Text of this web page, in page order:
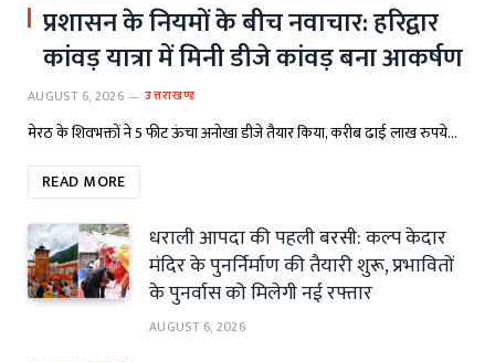
प्रशासन के नियमों के बीच नवाचार: हरिद्वार
कांवड़ यात्रा में मिनी डीजे कांवड़ बना आकर्षण
AUGUST 6, 2026 उत्तराखण्ड
मेरठ के शिवभक्तों ने 5 फीट ऊंचा अनोखा डीजे तैयार किया, करीब ढाई लाख रुपये…
READ MORE
धराली आपदा की पहली बरसी: कल्प केदार
मंदिर के पुनर्निर्माण की तैयारी शुरू, प्रभावितों
के पुनर्वास को मिलेगी नई रफ्तार
AUGUST 6, 2026